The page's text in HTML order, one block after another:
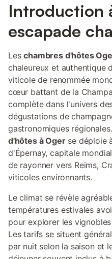
Introduction
escapade
Leschambres d'hôtes
chaleureux et authentique
viticole de renommée
cœur battant de la
complète dans l'univers
dégustations de
gastronomiques
d'hôtes à Ogerse déploie
d'Épernay, capitale
de rayonner vers Reims,
viticoles environnants.
Le climat se révèle
températures estivales
pour explorer les
Les tarifs se situent
par nuit selon la saison et